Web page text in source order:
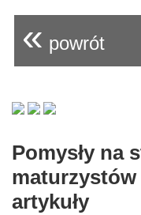
« powrót
Pomysły na
artykuły